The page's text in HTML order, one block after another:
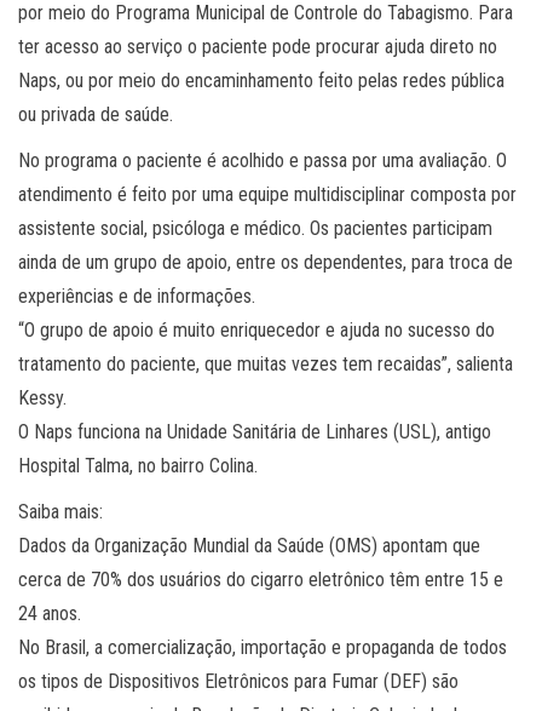
por meio do Programa Municipal de Controle do Tabagismo. Para
ter acesso ao serviço o paciente pode procurar ajuda direto no
Naps, ou por meio do encaminhamento feito pelas redes pública
ou privada de saúde.
No programa o paciente é acolhido e passa por uma avaliação. O
atendimento é feito por uma equipe multidisciplinar composta por
assistente social, psicóloga e médico. Os pacientes participam
ainda de um grupo de apoio, entre os dependentes, para troca de
experiências e de informações.
“O grupo de apoio é muito enriquecedor e ajuda no sucesso do
tratamento do paciente, que muitas vezes tem recaidas”, salienta
Kessy.
O Naps funciona na Unidade Sanitária de Linhares (USL), antigo
Hospital Talma, no bairro Colina.
Saiba mais:
Dados da Organização Mundial da Saúde (OMS) apontam que
cerca de 70% dos usuários do cigarro eletrônico têm entre 15 e
24 anos.
No Brasil, a comercialização, importação e propaganda de todos
os tipos de Dispositivos Eletrônicos para Fumar (DEF) são